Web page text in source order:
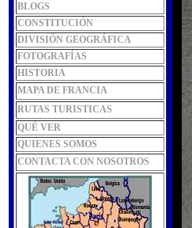
BLOGS
CONSTITUCIÓN
DIVISIÓN GEOGRÁFICA
FOTOGRAFÍAS
HISTORIA
MAPA DE FRANCIA
RUTAS TURISTICAS
QUÉ VER
QUIENES SOMOS
CONTACTA CON NOSOTROS